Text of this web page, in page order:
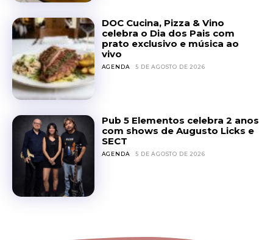
DOC Cucina, Pizza & Vino
celebra o Dia dos Pais com
prato exclusivo e música ao
vivo
AGENDA 5 DE AGOSTO DE 2026
Pub 5 Elementos celebra 2 anos
com shows de Augusto Licks e
SECT
AGENDA 5 DE AGOSTO DE 2026